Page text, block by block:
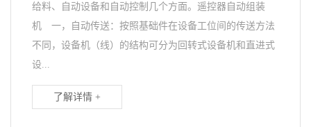
给料、自动设备和自动控制几个方面。遥控器自动组装
机 一，自动传送：按照基础件在设备工位间的传送方法
不同，设备机（线）的结构可分为回转式设备机和直进式
设...
了解详情 +